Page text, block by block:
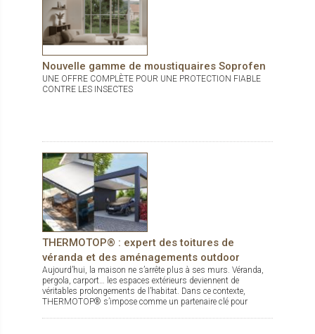
Nouvelle gamme de moustiquaires Soprofen
UNE OFFRE COMPLÈTE POUR UNE PROTECTION FIABLE
CONTRE LES INSECTES
THERMOTOP® : expert des toitures de
véranda et des aménagements outdoor
Aujourd’hui, la maison ne s’arrête plus à ses murs. Véranda,
pergola, carport… les espaces extérieurs deviennent de
véritables prolongements de l’habitat. Dans ce contexte,
THERMOTOP® s’impose comme un partenaire clé pour